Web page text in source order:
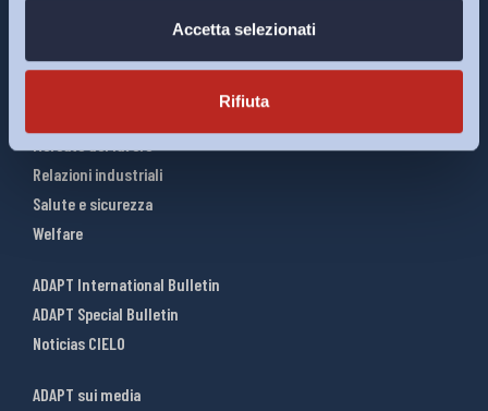
Accetta selezionati
Rifiuta
Interventi ADAPT
Relazioni industriali
Salute e sicurezza
Welfare
ADAPT International Bulletin
ADAPT Special Bulletin
Noticias CIELO
ADAPT sui media